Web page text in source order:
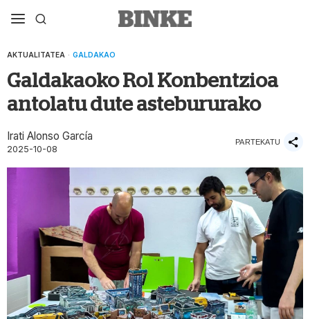
AKTUALITATEA · GALDAKAO
Galdakaoko Rol Konbentzioa
antolatu dute astebururako
Irati Alonso García
2025-10-08
PARTEKATU